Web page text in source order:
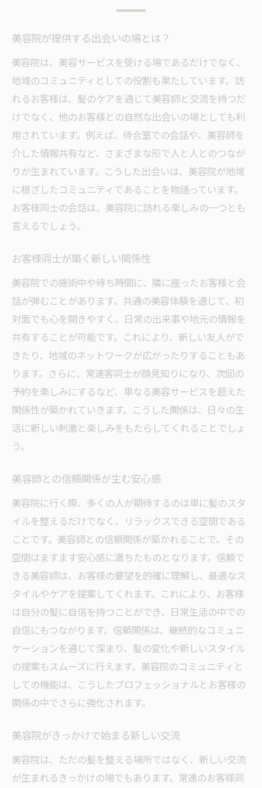
美容院が提供する出会いの場とは？
美容院は、美容サービスを受ける場であるだけでなく、
地域のコミュニティとしての役割も果たしています。訪
れるお客様は、髪のケアを通じて美容師と交流を持つだ
けでなく、他のお客様との自然な出会いの場としても利
用されています。例えば、待合室での会話や、美容師を
介した情報共有など、さまざまな形で人と人とのつなが
りが生まれています。こうした出会いは、美容院が地域
に根ざしたコミュニティであることを物語っています。
お客様同士の会話は、美容院に訪れる楽しみの一つとも
言えるでしょう。
お客様同士が築く新しい関係性
美容院での施術中や待ち時間に、隣に座ったお客様と会
話が弾むことがあります。共通の美容体験を通じて、初
対面でも心を開きやすく、日常の出来事や地元の情報を
共有することが可能です。これにより、新しい友人がで
きたり、地域のネットワークが広がったりすることもあ
ります。さらに、常連客同士が顔見知りになり、次回の
予約を楽しみにするなど、単なる美容サービスを超えた
関係性が築かれていきます。こうした関係は、日々の生
活に新しい刺激と楽しみをもたらしてくれることでしょ
う。
美容師との信頼関係が生む安心感
美容院に行く際、多くの人が期待するのは単に髪のスタ
イルを整えるだけでなく、リラックスできる空間である
ことです。美容師との信頼関係が築かれることで、その
空間はますます安心感に満ちたものとなります。信頼で
きる美容師は、お客様の要望を的確に理解し、最適なス
タイルやケアを提案してくれます。これにより、お客様
は自分の髪に自信を持つことができ、日常生活の中での
自信にもつながります。信頼関係は、継続的なコミュニ
ケーションを通じて深まり、髪の変化や新しいスタイル
の提案もスムーズに行えます。美容院のコミュニティと
しての機能は、こうしたプロフェッショナルとお客様の
関係の中でさらに強化されます。
美容院がきっかけで始まる新しい交流
美容院は、ただの髪を整える場所ではなく、新しい交流
が生まれるきっかけの場でもあります。常連のお客様同